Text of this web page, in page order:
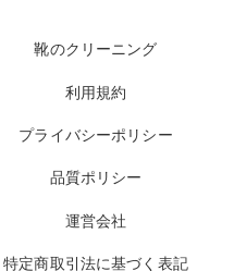
靴のクリーニング
利用規約
プライバシーポリシー
品質ポリシー
運営会社
特定商取引法に基づく表記